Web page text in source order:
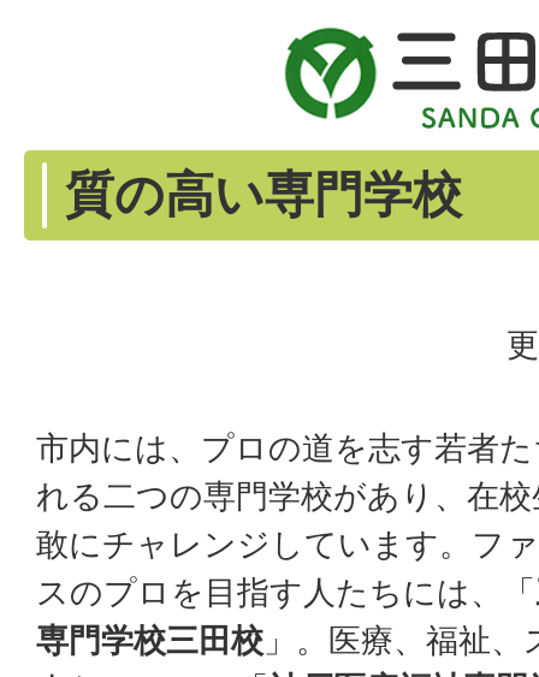
質の高い専門学校
市内には、プロの道を志す若者
れる二つの専門学校があり、在
敢にチャレンジしています。フ
スのプロを目指す人たちには、「
専門学校三田校 」。医療、福祉